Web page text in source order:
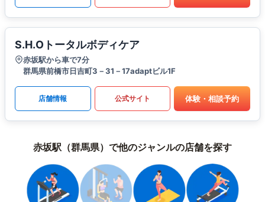
S.H.Oトータルボディケア
赤坂駅から車で7分
群馬県前橋市日吉町3－31－17adaptビル1F
店舗情報 公式サイト 体験・相談予約
赤坂駅（群馬県）で他のジャンルの店舗を探す